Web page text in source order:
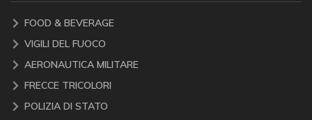
FOOD & BEVERAGE
VIGILI DEL FUOCO
AERONAUTICA MILITARE
FRECCE TRICOLORI
POLIZIA DI STATO